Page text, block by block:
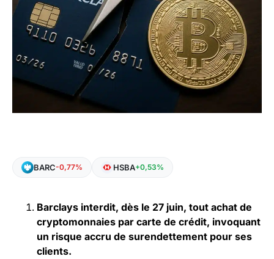
BARC-0,77% HSBA+0,53%
Barclays interdit, dès le 27 juin, tout achat de
cryptomonnaies par carte de crédit, invoquant
un risque accru de surendettement pour ses
clients.